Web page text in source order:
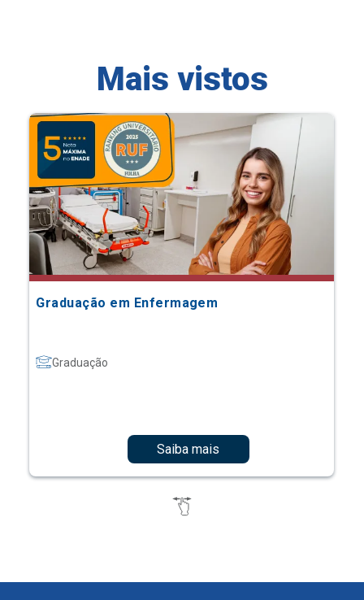
Mais vistos
Graduação em Enfermagem
Graduação
Saiba mais